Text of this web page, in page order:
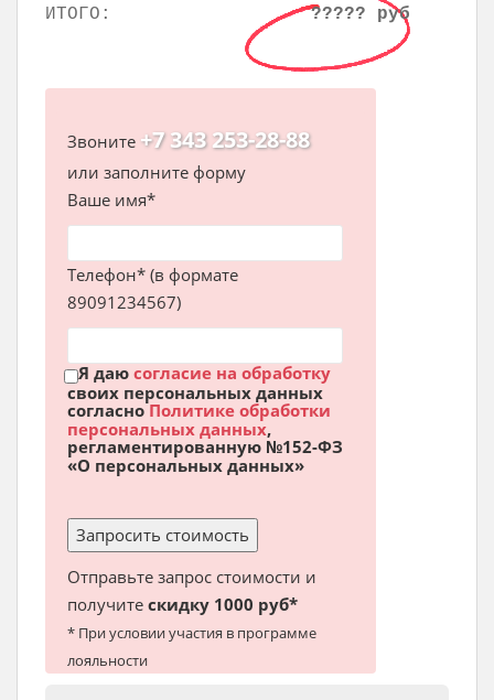
ИТОГО: ????? руб
Звоните +7 343 253-28-88
или заполните форму
Ваше имя*
Телефон* (в формате
89091234567)
Я даю согласие на обработку
своих персональных данных
согласноПолитике обработки
персональных данных,
регламентированную №152-ФЗ
«О персональных данных»
Отправьте запрос стоимости и
получите скидку 1000 руб*
* При условии участия в программе
лояльности